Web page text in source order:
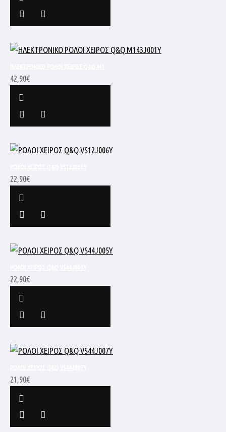
42,90€
22,90€
22,90€
21,90€